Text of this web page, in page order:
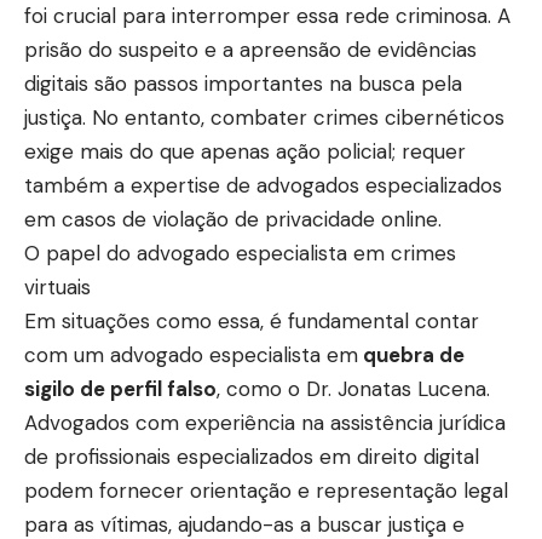
foi crucial para interromper essa rede criminosa. A
prisão do suspeito e a apreensão de evidências
digitais são passos importantes na busca pela
justiça. No entanto, combater crimes cibernéticos
exige mais do que apenas ação policial; requer
também a expertise de advogados especializados
em casos de violação de privacidade online.
O papel do advogado especialista em crimes
virtuais
Em situações como essa, é fundamental contar
com um advogado especialista em quebra de
sigilo de perfil falso, como o Dr. Jonatas Lucena.
Advogados com experiência na assistência jurídica
de profissionais especializados em direito digital
podem fornecer orientação e representação legal
para as vítimas, ajudando-as a buscar justiça e